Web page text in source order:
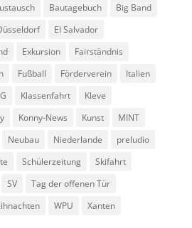
Bautagebuch
Big Band
El Salvador
Exkursion
Fairständnis
Fußball Förderverein
Italien
Klassenfahrt
Kleve
Konny-News Kunst
MINT
Neubau Niederlande
preludio
Schülerzeitung
Skifahrt
SV
Tag der offenen Tür
WPU Xanten